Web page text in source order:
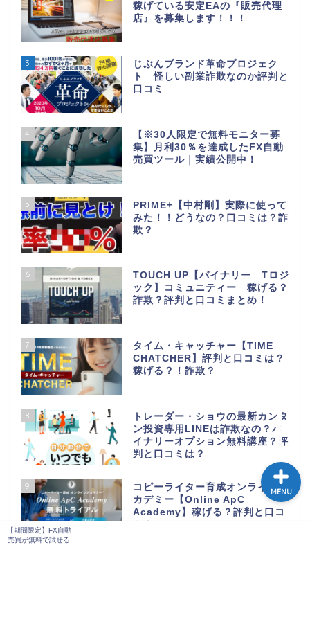
稼げている安定EAの『販売代理
店』を募集します！！！
3
じぶんブランド革命プロジェク
ト 怪しい副業詐欺なのか評判と
口コミ
4
【※30人限定で無料モニター募
集】月利30％を達成したFX自動
売買ツール｜実績公開中！
5
PRIME+【中村剛】実際に使って
みた！！どうなの？口コミは？詐
欺？
6
TOUCH UP【バイナリー Tロジ
ック】コミュニティー 稼げる？
詐欺？評判と口コミまとめ！
7
タイム・キャッチャー【TIME
CHATCHER】評判と口コミは？
稼げる？！詐欺？
8
トレーダー・ショウの最新カンタ
ン投資専用LINEは詐欺なの？バ
イナリーオプション無料講座？評
判と口コミは？
9
コピーライター育成オンラインア
カデミー【Online ApC
Academy】稼げる？評判と口コ
ミ！
【期間限定】FX自動
売買が無料で試せる
MENU
【期間限定】FX自動売買
が無料で試せる